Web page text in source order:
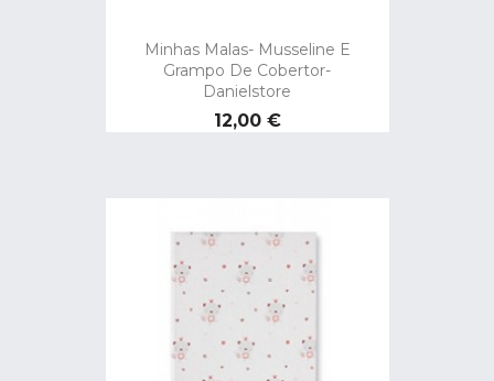
Minhas Malas- Musseline E
Grampo De Cobertor-
Danielstore
Preço
12,00 €